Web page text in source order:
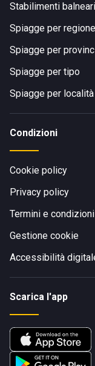
Stabilimenti balneari
Spiagge per regione
Spiagge per
Spiagge per tipo
Spiagge per
Condizioni
Cookie policy
Privacy policy
Termini e condizioni
Gestione cookie
Accessibilità
Scarica l'app